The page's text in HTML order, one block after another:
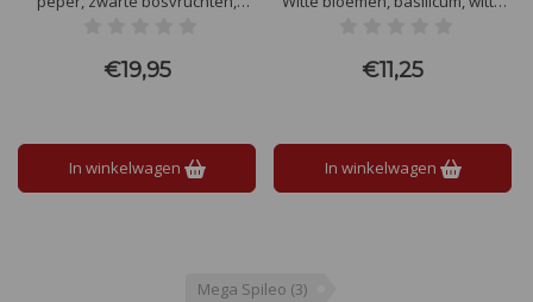
uitbundige tannines en een
zuurgraad die verdere
van geroosterde noten.
€19,95
In winkelwagen
knapperige zuurgraad goed
geïntegreerd door de tannines
€11,25
In winkelwagen
Mega Spileo (3)